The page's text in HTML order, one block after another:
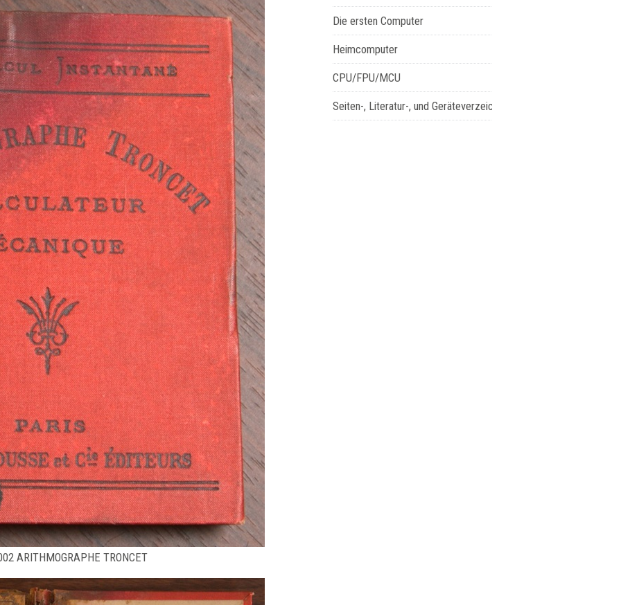
ARITHMOGRAPHE TRONCET
Die ersten Computer
Heimcomputer
CPU/FPU/MCU
Seiten-, Literatur-, und Geräteverzeichnis